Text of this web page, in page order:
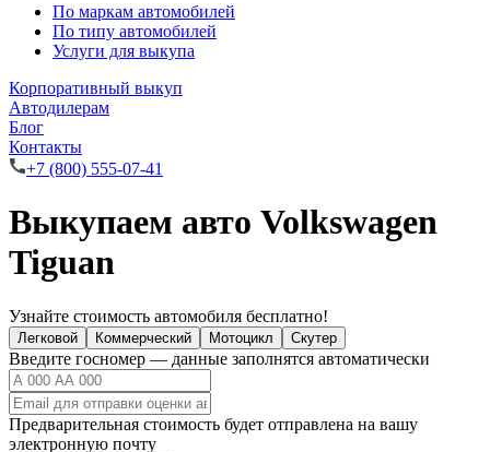
По маркам автомобилей
По типу автомобилей
Услуги для выкупа
Корпоративный выкуп
Автодилерам
Блог
Контакты
+7 (800) 555-07-41
Выкупаем авто Volkswagen
Tiguan
Узнайте стоимость автомобиля бесплатно!
Легковой Коммерческий Мотоцикл Скутер
Введите госномер — данные заполнятся автоматически
Предварительная стоимость будет отправлена на вашу
электронную почту